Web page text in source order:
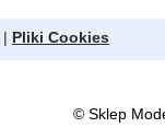
| Pliki Cookies
©Sklep